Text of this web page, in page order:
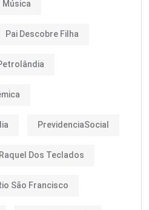
Música
Pai Descobre Filha
PrevidenciaSocial
Raquel Dos Teclados
São Francisco